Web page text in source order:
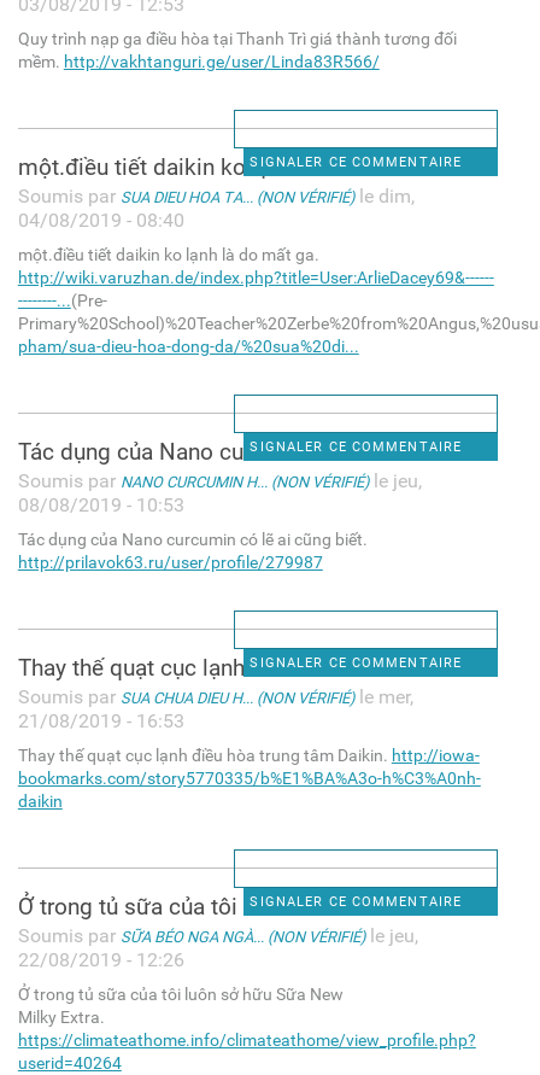
Quy trình nạp ga điều hòa tại Thanh Trì giá thành tương đối
mềm. http://vakhtanguri.ge/user/Linda83R566/
SIGNALER CE COMMENTAIRE
một.điều tiết daikin ko lạnh
Soumis par SUA DIEU HOA TA... (NON VÉRIFIÉ)le dim,
04/08/2019 - 08:40
một.điều tiết daikin ko lạnh là do mất ga.
http://wiki.varuzhan.de/index.php?title=User:ArlieDacey69&------
--------...(Pre-
pham/sua-dieu-hoa-dong-da/%20sua%20di...
SIGNALER CE COMMENTAIRE
Tác dụng của Nano curcumin có
Soumis par NANO CURCUMIN H... (NON VÉRIFIÉ)le jeu,
08/08/2019 - 10:53
Tác dụng của Nano curcumin có lẽ ai cũng biết.
http://prilavok63.ru/user/profile/279987
SIGNALER CE COMMENTAIRE
Thay thế quạt cục lạnh điều
Soumis par SUA CHUA DIEU H... (NON VÉRIFIÉ)le mer,
21/08/2019 - 16:53
Thay thế quạt cục lạnh điều hòa trung tâm Daikin. http://iowa-
bookmarks.com/story5770335/b%E1%BA%A3o-h%C3%A0nh-
daikin
SIGNALER CE COMMENTAIRE
Ở trong tủ sữa của tôi luôn
Soumis par SỮA BÉO NGA NGÀ... (NON VÉRIFIÉ)le jeu,
22/08/2019 - 12:26
Ở trong tủ sữa của tôi luôn sở hữu Sữa New
Milky Extra.
https://climateathome.info/climateathome/view_profile.php?
userid=40264